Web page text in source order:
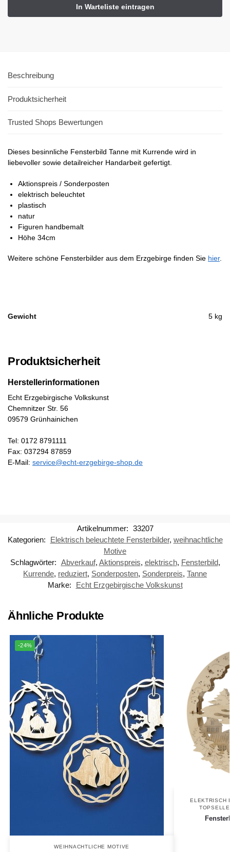
Beschreibung
Produktsicherheit
Trusted Shops Bewertungen
Dieses besinnliche Fensterbild Tanne mit Kurrende wird in
liebevoller sowie detailreicher Handarbeit gefertigt.
Aktionspreis / Sonderposten
elektrisch beleuchtet
plastisch
natur
Figuren handbemalt
Höhe 34cm
Weitere schöne Fensterbilder aus dem Erzgebirge finden Sie hier.
Gewicht 5 kg
Produktsicherheit
Herstellerinformationen
Echt Erzgebirgische Volkskunst
Chemnitzer Str. 56
09579 Grünhainichen
Tel: 0172 8791111
Fax: 037294 87859
E-Mail: service@echt-erzgebirge-shop.de
Artikelnummer: 33207
Kategorien:
Elektrisch beleuchtete Fensterbilder, weihnachtliche
Motive
Schlagwörter: Abverkauf, Aktionspreis, elektrisch, Fensterbild,
Kurrende, reduziert, Sonderposten, Sonderpreis, Tanne
Marke:
Echt Erzgebirgische Volkskunst
Ähnliche Produkte
-24%
WEIHNACHTLICHE MOTIVE
ELEKTRISCH